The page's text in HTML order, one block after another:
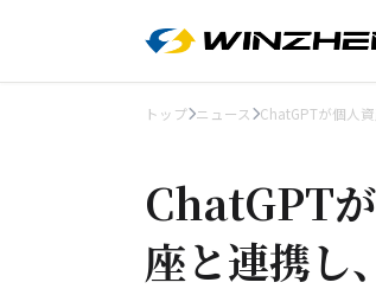
トップ ニュース ChatGPTが個人
ChatGPT
座と連携し